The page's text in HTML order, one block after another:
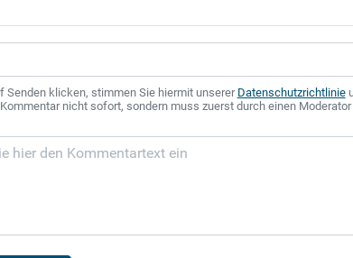
Senden klicken, stimmen Sie hiermit unserer Datenschutzrichtlinie
nicht sofort, sondern muss zuerst durch einen